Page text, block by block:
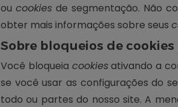
ou cookiesde segmentação. Não
obter mais informações sobre seus
Sobre bloqueios de
Você bloqueia cookiesativando a
se você usar as configurações do
todo ou partes do nosso site. A